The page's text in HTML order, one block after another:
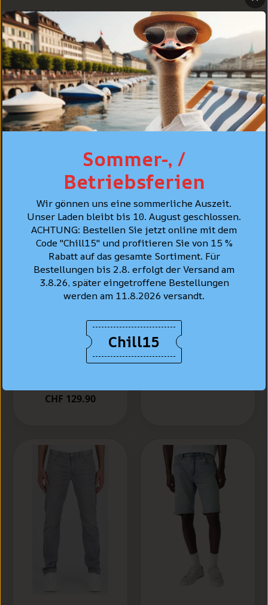
PASSFORM
PFLEGE
PERSÖNLICHE BERATUNG
BESTSELLER
Levi's® 502™
Taper Jeans,
Hellblau
vewaschen "Call It
CHF 129.90
Hemd Standard
Fit, Hellblau "Esta
Noche"
Sommer-, /
Betriebsferien
Wir gönnen uns eine sommerliche Auszeit.
Unser Laden bleibt bis 10. August geschlossen.
ACHTUNG: Bestellen Sie jetzt online mit dem
Code "Chill15" und profitieren Sie von 15 %
Rabatt auf das gesamte Sortiment. Für
Bestellungen bis 2.8. erfolgt der Versand am
3.8.26, später eingetroffene Bestellungen
werden am 11.8.2026 versandt.
Chill15